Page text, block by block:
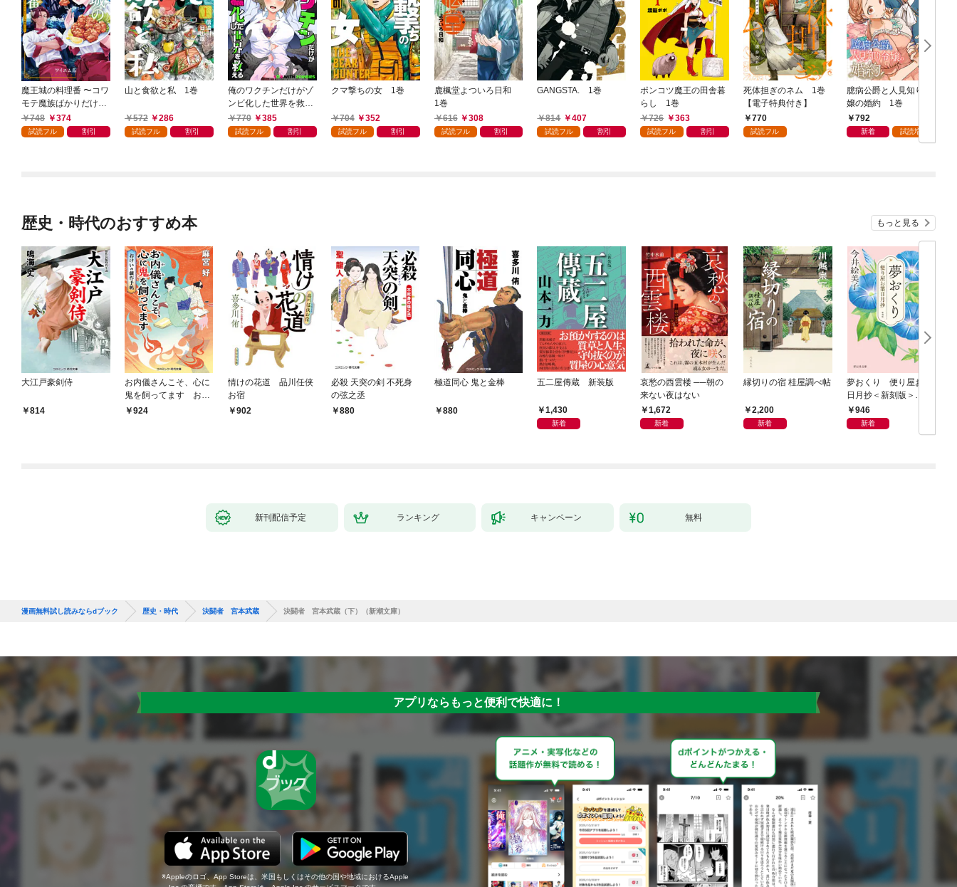
魔王城の料理番 〜コワ
モテ魔族ばかりだけ
ど、ホワイトな職場で
す〜 1巻
748 374
試読フル 割引
山と食欲と私 1巻
572 286
試読フル 割引
俺のワクチンだけがゾ
ンビ化した世界を救え
る 1巻
770 385
試読フル 割引
クマ撃ちの女 1巻
704 352
試読フル 割引
鹿楓堂よついろ日和
1巻
616
308
試読フル 割引
GANGSTA. 1巻
814 407
試読フル 割引
ポンコツ魔王の田舎暮
らし 1巻
726
363
試読フル 割引
死体担ぎのネム 1巻
【電子特典付き】
770
試読フル
臆病公爵と人見知り令
嬢の婚約 1巻
792
新着 試読増量
歴史・時代のおすすめ本 もっと見る
大江戸豪剣侍
814
お内儀さんこそ、心に
鬼を飼ってます おけ
いの戯作手帖
924
情けの花道 品川任侠
お宿
902
必殺 天突の剣 不死身
の弦之丞
880
極道同心 鬼と金棒
880
五二屋傳蔵 新装版
1,430
新着
哀愁の西雲楼 ──朝の
来ない夜はない
1,672
新着
縁切りの宿 桂屋調べ帖
2,200
新着
夢おくり 便り屋お葉
日月抄＜新刻版＞
［1］
946
新着
新刊配信予定 ランキング キャンペーン 無料
漫画無料試し読みならdブック 歴史・時代 決闘者 宮本武蔵 決闘者 宮本武蔵（下）（新潮文庫）
アプリならもっと便利で快適に！
Appleのロゴ、App Storeは、米国もしくはその他の国や地域におけるApple